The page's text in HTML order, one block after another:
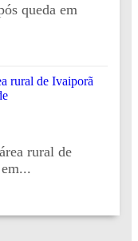
queda em
rural de